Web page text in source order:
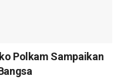
Polkam Sampaikan